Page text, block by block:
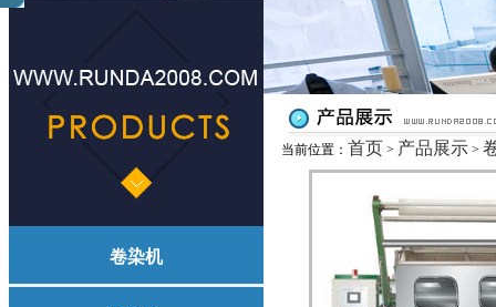
卷染机
当前位置： 首页 > 产品展示 >